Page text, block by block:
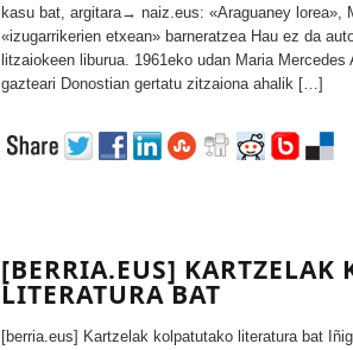
kasu bat, argitara→ naiz.eus: «Araguaney lorea»,
«izugarrikerien etxean» barneratzea Hau ez da
litzaiokeen liburua. 1961eko udan Maria
gazteari Donostian gertatu zitzaiona ahalik […]
[BERRIA.EUS] KARTZELAK
LITERATURA BAT
[berria.eus] Kartzelak kolpatutako literatura bat